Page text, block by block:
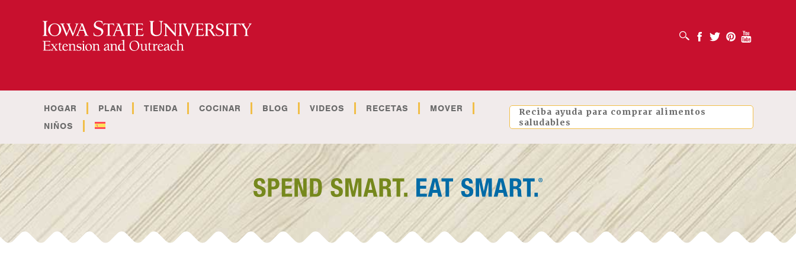
ABRIR CUADRO DE BÚSQUEDA
Facebook
Twitter PinterestYoutube
HOGAR PLAN TIENDA COCINAR BLOG VIDEOS RECETAS
MOVER
NIÑOS
Reciba ayuda para comprar alimentos
saludables